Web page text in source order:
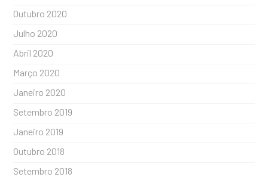
Outubro 2020
Julho 2020
Abril 2020
Março 2020
Janeiro 2020
Setembro 2019
Janeiro 2019
Outubro 2018
Setembro 2018